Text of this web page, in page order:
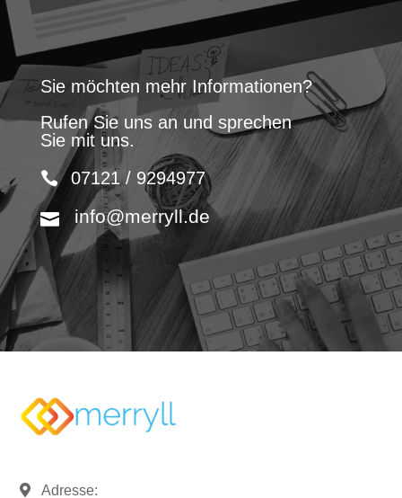
Sie möchten mehr Informationen?
Rufen Sie uns an und sprechen
Sie mit uns.
07121 / 9294977
info@merryll.de
Adresse: